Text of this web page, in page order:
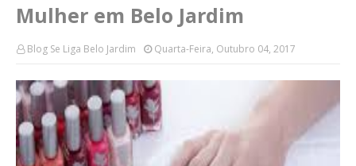
Mulher em Belo Jardim
Blog Se Liga Belo Jardim Quarta-Feira, Outubro 04, 2017